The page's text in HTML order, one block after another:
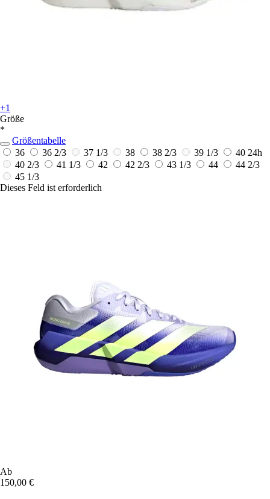
+1
Größe
*
Größentabelle
36
36 2/3 37 1/3 38 38 2/3 39 1/3 40 24h
40 2/3
41 1/3 42 42 2/3 43 1/3 44
44 2/3
45 1/3
Dieses Feld ist erforderlich
Ab
150,00 €